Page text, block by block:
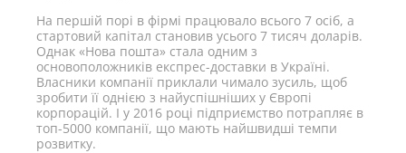
На першій порі в фірмі працювало всього 7 осіб, а
стартовий капітал становив усього 7 тисяч доларів.
Однак «Нова пошта» стала одним з
основоположників експрес-доставки в Україні.
Власники компанії приклали чимало зусиль, щоб
зробити її однією з найуспішніших у Європі
корпорацій. І у 2016 році підприємство потрапляє в
топ-5000 компанії, що мають найшвидші темпи
розвитку.